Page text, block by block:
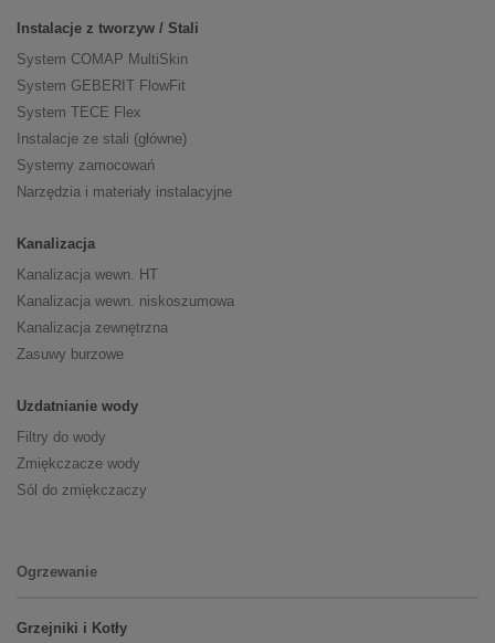
Instalacje z tworzyw / Stali
System COMAP MultiSkin
System GEBERIT FlowFit
System TECE Flex
Instalacje ze stali (główne)
Systemy zamocowań
Narzędzia i materiały instalacyjne
Kanalizacja
Kanalizacja wewn. HT
Kanalizacja wewn. niskoszumowa
Kanalizacja zewnętrzna
Zasuwy burzowe
Uzdatnianie wody
Filtry do wody
Zmiękczacze wody
Sól do zmiękczaczy
Ogrzewanie
Grzejniki i Kotły